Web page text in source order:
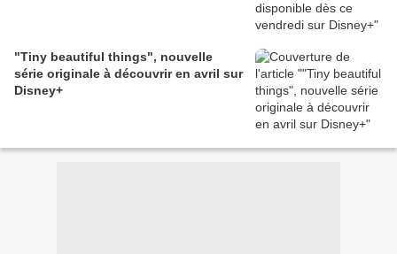
"Tiny beautiful things", nouvelle
série originale à découvrir en avril sur
Disney+